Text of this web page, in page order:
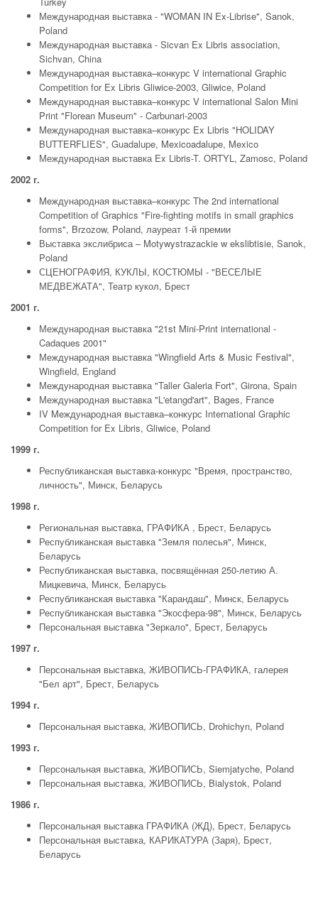
Международная выставка - "WOMAN IN Ex-Librise", Sanok,
Poland
Международная выставка - Sicvan Ex Libris association,
Sichvan, China
Международная выставка–конкурс V international Graphic
Competition for Ex Libris Gliwice-2003, Gliwice, Poland
Meждународная выставка–конкурс V international Salon Mini
Print "Florean Museum" - Carbunari-2003
Meждународная выставка–конкурс Ex Libris "HOLIDAY
BUTTERFLIES", Guadalupe, Mexicoadalupe, Mexico
Международная выставка Ex Libris-T. ORTYL, Zamosc, Poland
2002 г.
Meждународная выставка–конкурс The 2nd international
Competition of Graphics "Fire-fighting motifs in small graphics
forms", Brzozow, Poland, лауреат 1-й премии
Выставка экслибриса – Motywystrazackie w ekslibtisie, Sanok,
Poland
СЦЕНОГРАФИЯ, КУКЛЫ, КОСТЮМЫ - "ВЕСЕЛЫЕ
МЕДВЕЖАТА", Театр кукол, Брест
2001 г.
Международная выставка "21st Mini-Print international -
Cadaques 2001"
Международная выставка "Wingfield Arts & Music Festival",
Wingfield, England
Международная выставка "Taller Galeria Fort", Girona, Spain
Международная выставка "L'etangd'art", Bages, France
IV Meждународная выставка–конкурс International Graphic
Competition for Ex Libris, Gliwice, Poland
1999 г.
Республиканская выставка-конкурс "Время, пространство,
личность", Минск, Беларусь
1998 г.
Региональная выставка, ГРАФИКА , Брест, Беларусь
Республиканская выставка "Земля полесья", Минск,
Беларусь
Республиканская выставка, посвящённая 250-летию А.
Мицкевича, Минск, Беларусь
Республиканская выставка "Карандаш", Минск, Беларусь
Республиканская выставка "Экосфера-98", Минск, Беларусь
Персональная выставка "Зеркало", Брест, Беларусь
1997 г.
Персональная выставка, ЖИВОПИСЬ-ГРАФИКА, галерея
"Бел арт", Брест, Беларусь
1994 г.
Персональная выставка, ЖИВОПИСЬ, Drohichyn, Poland
1993 г.
Персональная выставка, ЖИВОПИСЬ, Siemjatyche, Poland
Персональная выставка, ЖИВОПИСЬ, Bialystok, Poland
1986 г.
Персональная выставка ГРАФИКА (ЖД), Брест, Беларусь
Персональная выставка, КАРИКАТУРА (Заря), Брест,
Беларусь